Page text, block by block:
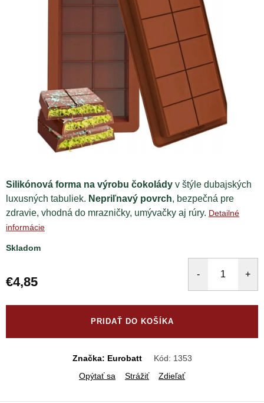
Silikónová forma na výrobu čokolády v štýle dubajských
luxusných tabuliek. Nepriľnavý povrch, bezpečná pre
zdravie, vhodná do mrazničky, umývačky aj rúry. Detailné
informácie
Skladom
€4,85
PRIDAŤ DO KOŠÍKA
Značka: Eurobatt Kód: 1353
Opýtať sa
Strážiť Zdieľať